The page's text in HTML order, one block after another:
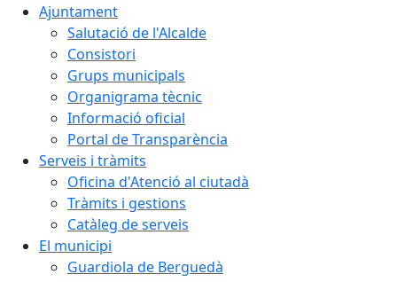
Ajuntament
Salutació de l'Alcalde
Consistori
Grups municipals
Organigrama tècnic
Informació oficial
Portal de Transparència
Serveis i tràmits
Oficina d'Atenció al ciutadà
Tràmits i gestions
Catàleg de serveis
El municipi
Guardiola de Berguedà